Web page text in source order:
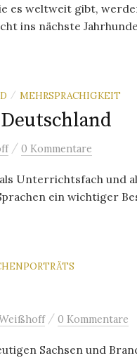
es weltweit gibt,
ins nächste
/ MEHRSPRACHIGKEIT
/ 0 Kommentare
Unterrichtsfach und
ein wichtiger
/ 0 Kommentare
Sachsen und